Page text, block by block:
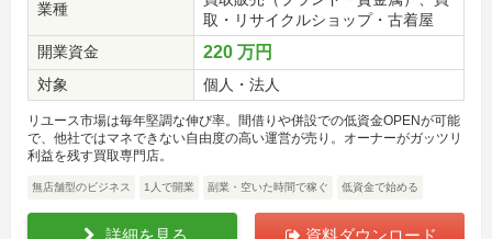
業種
取・リサイクルショップ・古着屋
開業資金
220 万円
対象 個人・法人
リユース市場は毎年堅調な伸び率。間借りや併設での低資金OPENが可能
で、他社ではマネできない自由度の高い運営が売り。オーナーがガッツリ
利益を残す買取専門店。
無店舗型のビジネス 1人で開業 副業・空いた時間で稼ぐ 低資金で始める